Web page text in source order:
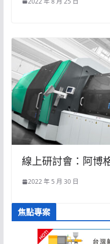
線上研討會：阿博
2022 年 5 月 30 日
焦點專案